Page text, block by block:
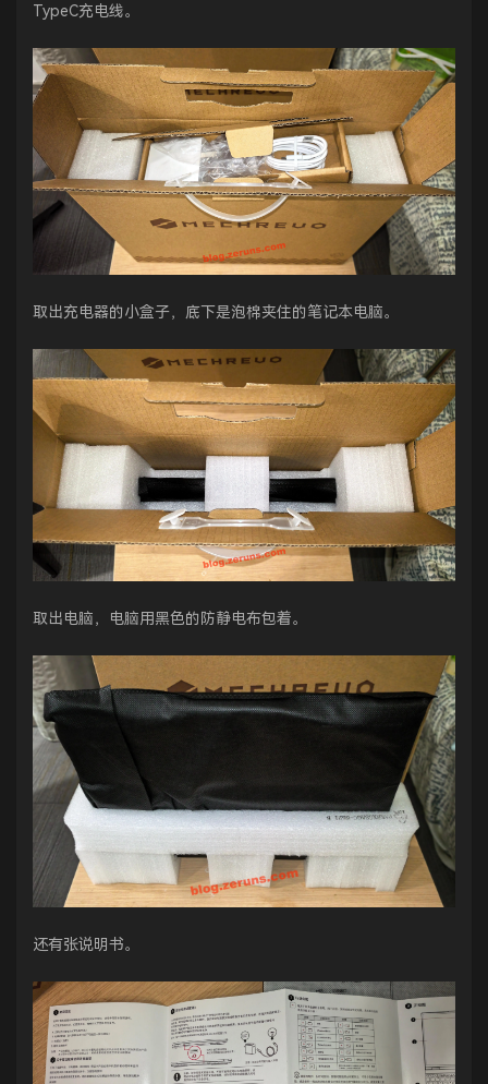
TypeC充电线。
取出充电器的小盒子，底下是泡棉夹住的笔记本电脑。
取出电脑，电脑用黑色的防静电布包着。
还有张说明书。